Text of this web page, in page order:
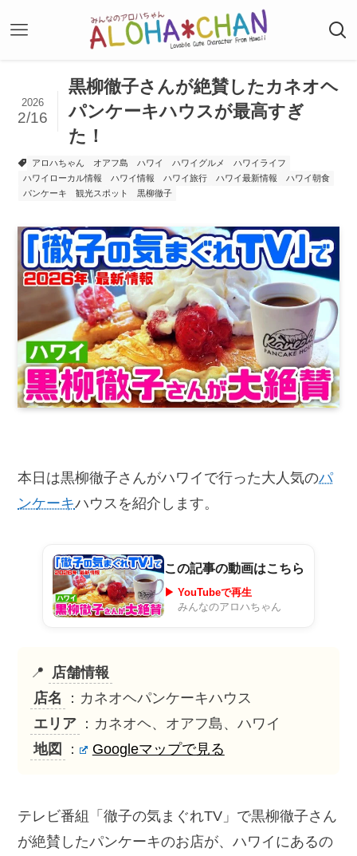
黒柳徹子さんが絶賛したカネオヘ
パンケーキハウスが最高すぎ
た！
2026
2/16
アロハちゃん オアフ島 ハワイ ハワイグルメ
ハワイライフ
ハワイローカル情報
ハワイ情報 ハワイ旅行 ハワイ最新情報
ハワイ朝食
パンケーキ
観光スポット 黒柳徹子
本日は黒柳徹子さんがハワイで行った大人気のパ
ンケーキハウスを紹介します。
この記事の動画はこちら
▶ YouTubeで再生
みんなのアロハちゃん
📍 店舗情報
店名
：カネオヘパンケーキハウス
エリア ：カネオヘ、オアフ島、ハワイ
地図
： Googleマップで見る
テレビ番組「徹子の気まぐれTV」で黒柳徹子さん
が絶賛したパンケーキのお店が、ハワイにあるの